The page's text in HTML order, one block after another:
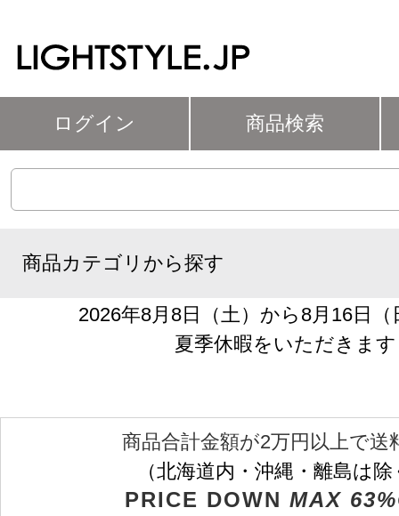
ログイン 商品検索
商品カテゴリから探す
2026年8月8日（土）から8月16日
夏季休暇をいただきます
商品合計金額が2万円以上で送
（北海道内・沖縄・離島は
PRICE DOWN MAX